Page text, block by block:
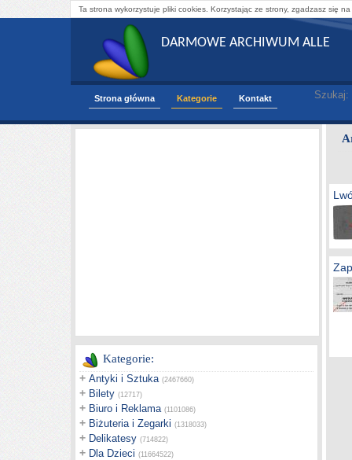
Ta strona wykorzystuje pliki cookies. Korzystając ze strony, zgadzasz się
DARMOWE ARCHIWUM ALLE
Strona główna Kategorie Kontakt Szukaj:
Kategorie:
+ Antyki i Sztuka (2467660)
+ Bilety (12717)
+ Biuro i Reklama (1101086)
+ Biżuteria i Zegarki (1318033)
+ Delikatesy (714822)
+ Dla Dzieci (11664522)